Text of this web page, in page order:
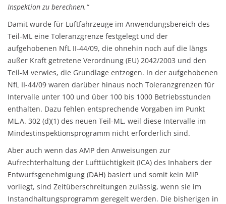
Inspektion zu berechnen.“
Damit wurde für Luftfahrzeuge im Anwendungsbereich des
Teil-ML eine Toleranzgrenze festgelegt und der
aufgehobenen NfL II-44/09, die ohnehin noch auf die längs
außer Kraft getretene Verordnung (EU) 2042/2003 und den
Teil-M verwies, die Grundlage entzogen. In der aufgehobenen
NfL II-44/09 waren darüber hinaus noch Toleranzgrenzen für
Intervalle unter 100 und über 100 bis 1000 Betriebsstunden
enthalten. Dazu fehlen entsprechende Vorgaben im Punkt
ML.A. 302 (d)(1) des neuen Teil-ML, weil diese Intervalle im
Mindestinspektionsprogramm nicht erforderlich sind.
Aber auch wenn das AMP den Anweisungen zur
Aufrechterhaltung der Lufttüchtigkeit (ICA) des Inhabers der
Entwurfsgenehmigung (DAH) basiert und somit kein MIP
vorliegt, sind Zeitüberschreitungen zulässig, wenn sie im
Instandhaltungsprogramm geregelt werden. Die bisherigen in